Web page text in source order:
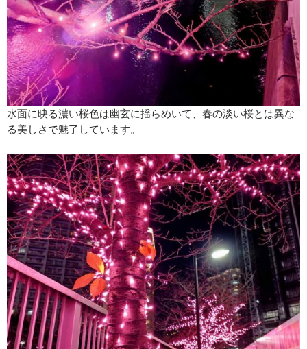
水面に映る濃い桜色は幽玄に揺らめいて、春の淡い桜とは異な
る美しさで魅了しています。